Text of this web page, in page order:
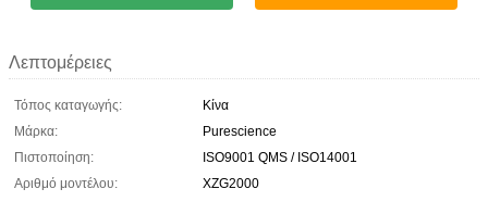
Λεπτομέρειες
Τόπος καταγωγής:
Κίνα
Μάρκα:
Purescience
Πιστοποίηση:
ISO9001 QMS / ISO14001
Αριθμό μοντέλου:
XZG2000